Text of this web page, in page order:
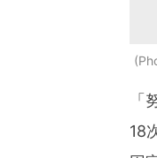
18